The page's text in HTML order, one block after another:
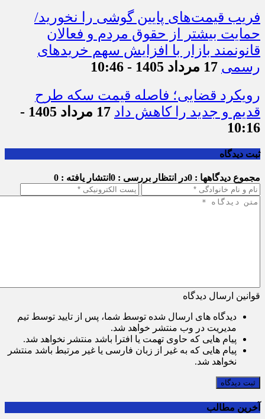
فریب قیمت‌های پایین گوشی را نخورید/
حمایت بیشتر از حقوق مردم و فعالان
قانونمند بازار با افزایش سهم خریدهای
رسمی 17 مرداد 1405 - 10:46
رویکرد قضایی؛ فاصله قیمت سکه طرح
قدیم و جدید را کاهش داد
17 مرداد 1405 -
10:16
ثبت دیدگاه
مجموع دیدگاهها : 0 در انتظار بررسی : 0 انتشار یافته : 0
قوانین ارسال دیدگاه
دیدگاه های ارسال شده توسط شما، پس از تایید توسط تیم
مدیریت در وب منتشر خواهد شد.
پیام هایی که حاوی تهمت یا افترا باشد منتشر نخواهد شد.
پیام هایی که به غیر از زبان فارسی یا غیر مرتبط باشد منتشر
نخواهد شد.
ثبت دیدگاه
آخرین مطالب